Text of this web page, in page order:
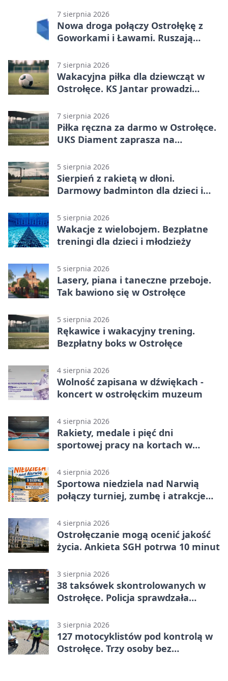
7 sierpnia 2026
Nowa droga połączy Ostrołękę z
Goworkami i Ławami. Ruszają
7 sierpnia 2026
Wakacyjna piłka dla dziewcząt w
Ostrołęce. KS Jantar prowadzi
7 sierpnia 2026
Piłka ręczna za darmo w Ostrołęce.
UKS Diament zaprasza na
5 sierpnia 2026
Sierpień z rakietą w dłoni.
Darmowy badminton dla dzieci i
5 sierpnia 2026
Wakacje z wielobojem. Bezpłatne
treningi dla dzieci i młodzieży
5 sierpnia 2026
Lasery, piana i taneczne przeboje.
Tak bawiono się w Ostrołęce
5 sierpnia 2026
Rękawice i wakacyjny trening.
Bezpłatny boks w Ostrołęce
4 sierpnia 2026
Wolność zapisana w dźwiękach -
koncert w ostrołęckim muzeum
4 sierpnia 2026
Rakiety, medale i pięć dni
sportowej pracy na kortach w
4 sierpnia 2026
Sportowa niedziela nad Narwią
połączy turniej, zumbę i atrakcje
4 sierpnia 2026
Ostrołęczanie mogą ocenić jakość
życia. Ankieta SGH potrwa 10 minut
3 sierpnia 2026
38 taksówek skontrolowanych w
Ostrołęce. Policja sprawdzała
3 sierpnia 2026
127 motocyklistów pod kontrolą w
Ostrołęce. Trzy osoby bez